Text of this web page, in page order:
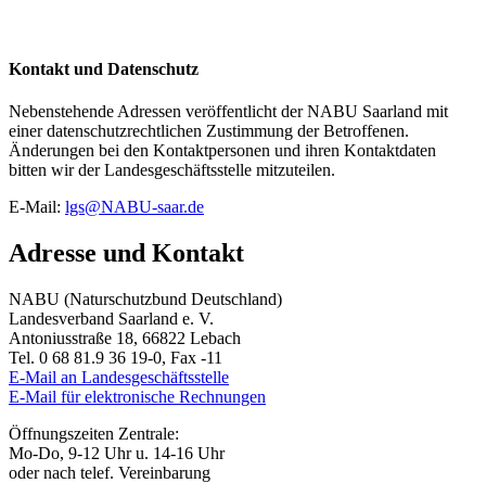
Kontakt und Datenschutz
Nebenstehende Adressen veröffentlicht der NABU Saarland mit
einer datenschutzrechtlichen Zustimmung der Betroffenen.
Änderungen bei den Kontaktpersonen und ihren Kontaktdaten
bitten wir der Landesgeschäftsstelle mitzuteilen.
E-Mail: lgs@NABU-saar.de
Adresse und Kontakt
NABU (Naturschutzbund Deutschland)
Landesverband Saarland e. V.
Antoniusstraße 18, 66822 Lebach
Tel. 0 68 81.9 36 19-0, Fax -11
E-Mail an Landesgeschäftsstelle
E-Mail für elektronische Rechnungen
Öffnungszeiten Zentrale:
Mo-Do, 9-12 Uhr u. 14-16 Uhr
oder nach telef. Vereinbarung